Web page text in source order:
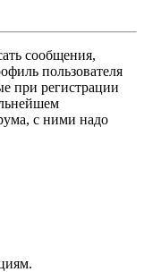
сообщения,
пользователя
при регистрации
с ними надо